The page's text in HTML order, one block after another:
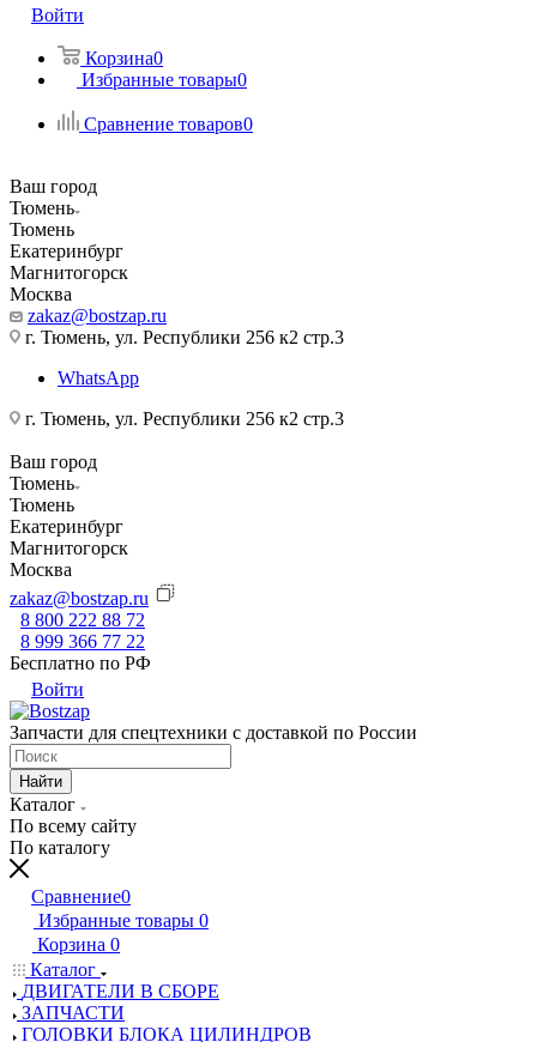
Войти
Корзина0
Избранные товары0
Сравнение товаров0
Ваш город
Тюмень
Тюмень
Екатеринбург
Магнитогорск
Москва
zakaz@bostzap.ru
г. Тюмень, ул. Республики 256 к2 стр.3
WhatsApp
г. Тюмень, ул. Республики 256 к2 стр.3
Ваш город
Тюмень
Тюмень
Екатеринбург
Магнитогорск
Москва
zakaz@bostzap.ru
8 800 222 88 72
8 999 366 77 22
Бесплатно по РФ
Войти
Запчасти для спецтехники с доставкой по России
Найти
Каталог
По всему сайту
По каталогу
Сравнение0
Избранные товары 0
Корзина 0
Каталог
ДВИГАТЕЛИ В СБОРЕ
ЗАПЧАСТИ
ГОЛОВКИ БЛОКА ЦИЛИНДРОВ